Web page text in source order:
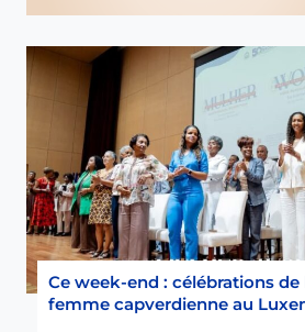
Ce week-end : célébrations de
femme capverdienne au